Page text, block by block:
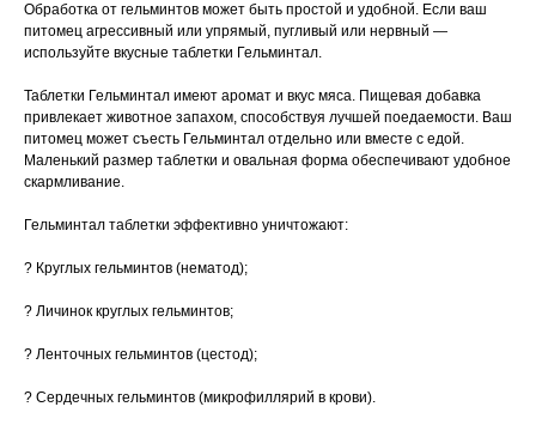
Обработка от гельминтов может быть простой и удобной. Если ваш
питомец агрессивный или упрямый, пугливый или нервный —
используйте вкусные таблетки Гельминтал.
Таблетки Гельминтал имеют аромат и вкус мяса. Пищевая добавка
привлекает животное запахом, способствуя лучшей поедаемости. Ваш
питомец может съесть Гельминтал отдельно или вместе с едой.
Маленький размер таблетки и овальная форма обеспечивают удобное
скармливание.
Гельминтал таблетки эффективно уничтожают:
? Круглых гельминтов (нематод);
? Личинок круглых гельминтов;
? Ленточных гельминтов (цестод);
? Сердечных гельминтов (микрофиллярий в крови).